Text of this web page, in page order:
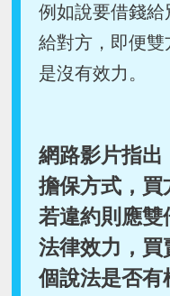
例如說要借錢
給對方，即便
是沒有效力。
網路影片指出
擔保方式，
若違約則應
法律效力，
個說法是否有